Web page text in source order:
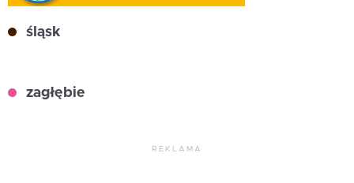
śląsk
zagłębie
REKLAMA